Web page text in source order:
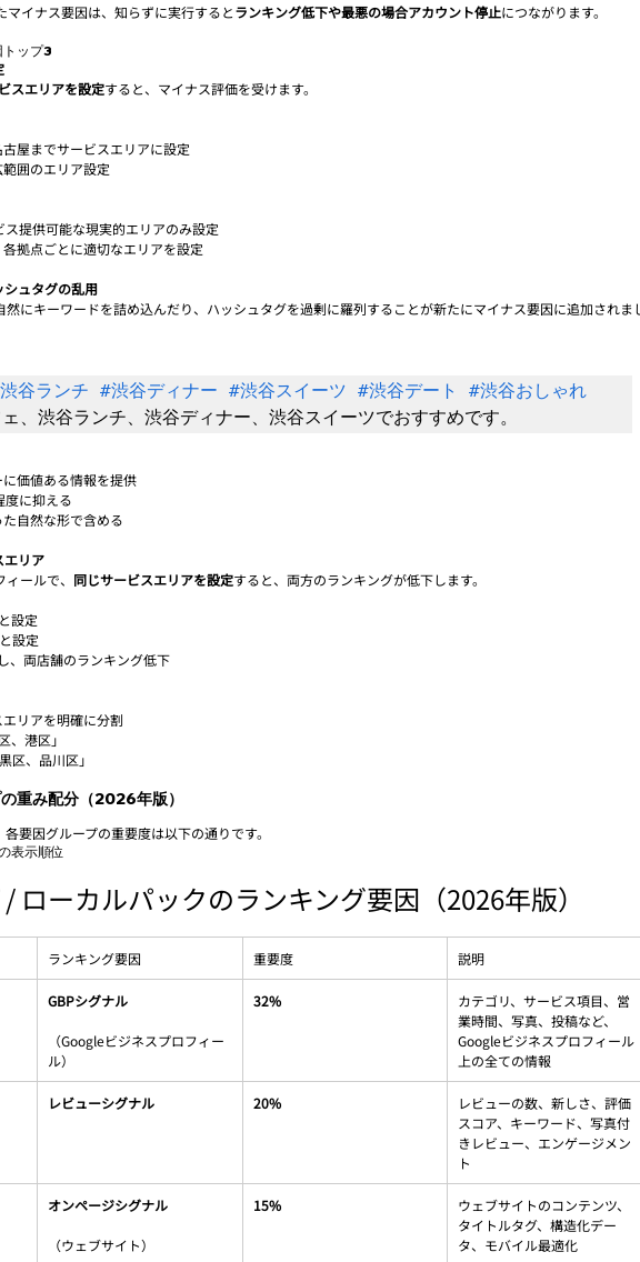
イナス要因は、知らずに実行するとランキング低下や最悪の場合アカウント停止につながります。
トップ3
スエリアを設定すると、マイナス評価を受けます。
屋までサービスエリアに設定
囲のエリア設定
提供可能な現実的エリアのみ設定
拠点ごとに適切なエリアを設定
ュタグの乱用
にキーワードを詰め込んだり、ハッシュタグを過剰に羅列することが新たにマイナス要因に追加されま
谷ランチ #渋谷ディナー #渋谷スイーツ #渋谷デート
#渋谷おしゃれ
価値ある情報を提供
度に抑える
自然な形で含める
エリア
ールで、 同じサービスエリアを設定すると、両方のランキングが低下します。
設定
設定
、両店舗のランキング低下
リアを明確に分割
、港区」
区、品川区」
重み配分（2026年版）
要因グループの重要度は以下の通りです。
表示順位
ローカルパックのランキング要因（2026年版）
ランキング要因 重要度 説明
GBPシグナル
（Googleビジネスプロフィー
ル）
32%
カテゴリ、サービス項目、営
業時間、写真、投稿など、
Googleビジネスプロフィール
上の全ての情報
レビューシグナル 20%
レビューの数、新しさ、評価
スコア、キーワード、写真付
きレビュー、エンゲージメン
ト
オンページシグナル
（ウェブサイト）
15%
ウェブサイトのコンテンツ、
タイトルタグ、構造化デー
タ、モバイル最適化